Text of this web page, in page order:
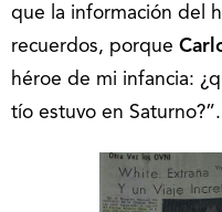
que la información del
recuerdos, porque
héroe de mi infancia:
tío estuvo en Saturno?”.